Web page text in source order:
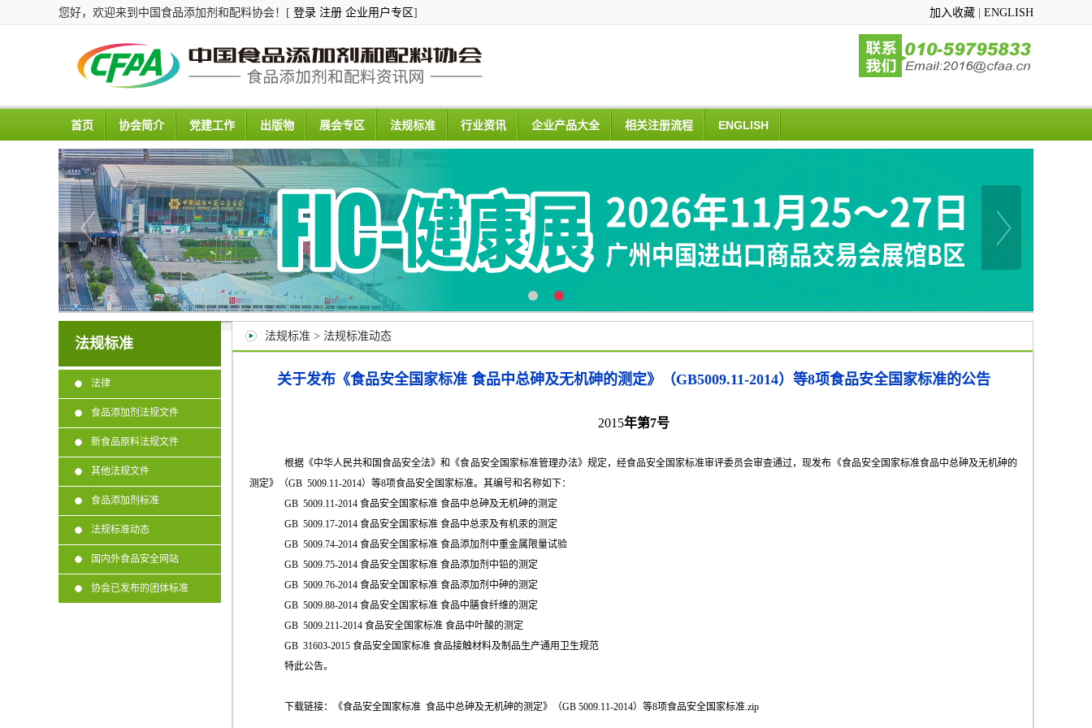
您好，欢迎来到中国食品添加剂和配料协会！[ 登录 注册 企业用户专区] 加入收藏 ENGLISH
首页 协会简介 党建工作 出版物 展会专区 法规标准 行业资讯 企业产品大全 相关注册流程 ENGLISH
法规标准
法律
食品添加剂法规文件
新食品原料法规文件
其他法规文件
食品添加剂标准
法规标准动态
国内外食品安全网站
协会已发布的团体标准
法规标准 > 法规标准动态
关于发布《食品安全国家标准 食品中总砷及无机砷的测定》（GB5009.11-2014）等8项食品安全国家标准的公告
2015年第7号
根据《中华人民共和国食品安全法》和《食品安全国家标准管理办法》规定，经食品安全国家标准审评委员会审查通过，现发布《食品安全国家标准食品中总砷及无机砷的
测定》（GB 5009.11-2014）等8项食品安全国家标准。其编号和名称如下：
GB 5009.11-2014 食品安全国家标准 食品中总砷及无机砷的测定
GB 5009.17-2014 食品安全国家标准 食品中总汞及有机汞的测定
GB 5009.74-2014 食品安全国家标准 食品添加剂中重金属限量试验
GB 5009.75-2014 食品安全国家标准 食品添加剂中铅的测定
GB 5009.76-2014 食品安全国家标准 食品添加剂中砷的测定
GB 5009.88-2014 食品安全国家标准 食品中膳食纤维的测定
GB 5009.211-2014 食品安全国家标准 食品中叶酸的测定
GB 31603-2015 食品安全国家标准 食品接触材料及制品生产通用卫生规范
特此公告。
下载链接： 《食品安全国家标准 食品中总砷及无机砷的测定》（GB 5009.11-2014）等8项食品安全国家标准.zip